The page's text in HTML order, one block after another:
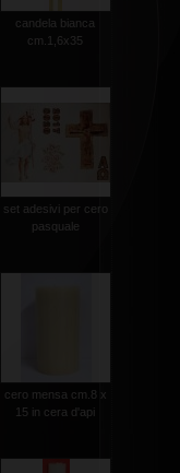
candela bianca
cm.1,6x35
set adesivi per cero
pasquale
cero mensa cm.8 x
15 in cera d'api